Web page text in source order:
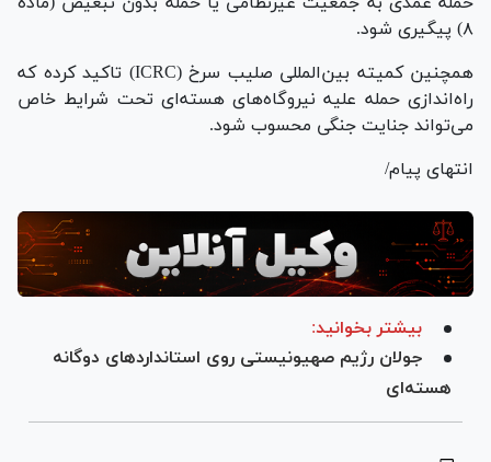
۸) پیگیری شود.
همچنین کمیته بین‌المللی صلیب سرخ (ICRC) تاکید کرده که
راه‌اندازی حمله علیه نیروگاه‌های هسته‌ای تحت شرایط خاص
می‌تواند جنایت جنگی محسوب شود.
انتهای پیام/
بیشتر بخوانید:
جولان رژیم صهیونیستی روی استانداردهای دوگانه
هسته‌ای